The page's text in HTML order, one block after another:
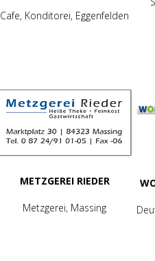
Cafe, Konditorei, Eggenfelden
METZGEREI RIEDER
Metzgerei, Massing